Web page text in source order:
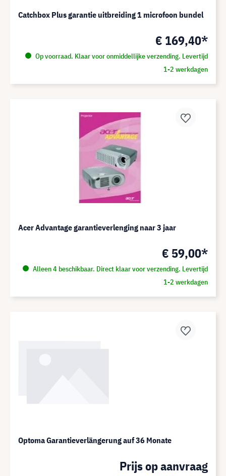
Catchbox Plus garantie uitbreiding 1 microfoon bundel
€ 169,40*
Op voorraad. Klaar voor onmiddellijke verzending. Levertijd
1-2 werkdagen
Acer Advantage garantieverlenging naar 3 jaar
€ 59,00*
Alleen 4 beschikbaar. Direct klaar voor verzending. Levertijd
1-2 werkdagen
Optoma Garantieverlängerung auf 36 Monate
Prijs op aanvraag